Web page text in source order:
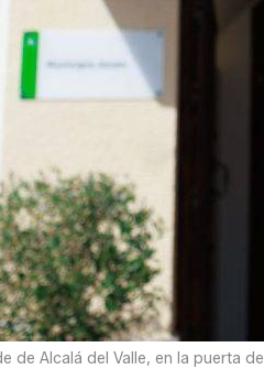
de Alcalá del Valle, en la puerta